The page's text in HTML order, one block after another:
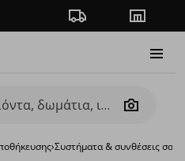
Πορεία παραγγελίας
Camera
›Συστήματα & συνθέσεις